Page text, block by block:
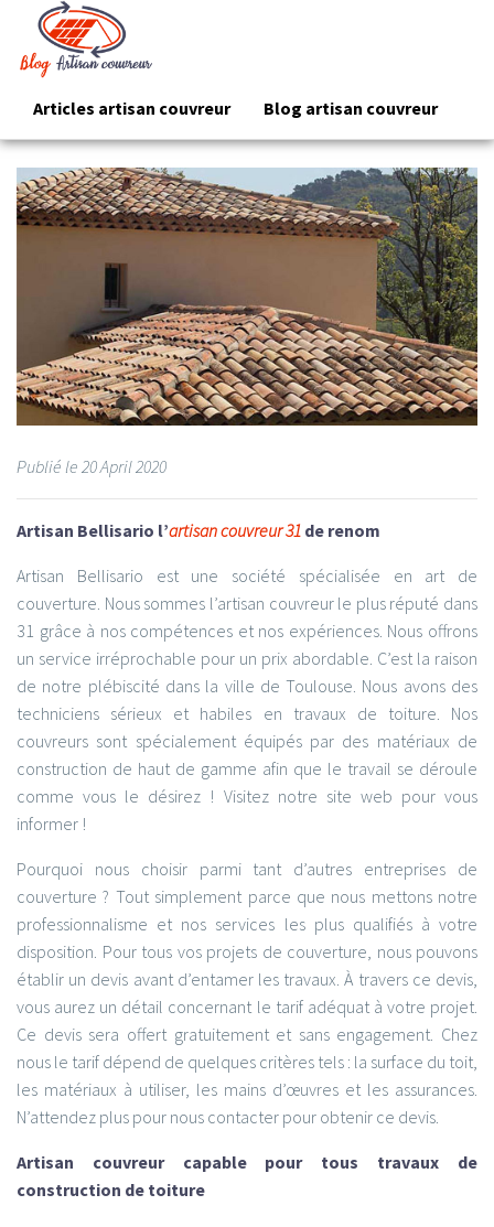
Articles artisan couvreur Blog artisan couvreur
Publié le 20April 2020
Artisan Bellisario l’artisan couvreur 31 de renom
Artisan Bellisario est une société spécialisée en art de
couverture. Nous sommes l’artisan couvreur le plus réputé dans
31 grâce à nos compétences et nos expériences. Nous offrons
un service irréprochable pour un prix abordable. C’est la raison
de notre plébiscité dans la ville de Toulouse. Nous avons des
techniciens sérieux et habiles en travaux de toiture. Nos
couvreurs sont spécialement équipés par des matériaux de
construction de haut de gamme afin que le travail se déroule
comme vous le désirez ! Visitez notre site web pour vous
informer !
Pourquoi nous choisir parmi tant d’autres entreprises de
couverture ? Tout simplement parce que nous mettons notre
professionnalisme et nos services les plus qualifiés à votre
disposition. Pour tous vos projets de couverture, nous pouvons
établir un devis avant d’entamer les travaux. À travers ce devis,
vous aurez un détail concernant le tarif adéquat à votre projet.
Ce devis sera offert gratuitement et sans engagement. Chez
nous le tarif dépend de quelques critères tels : la surface du toit,
les matériaux à utiliser, les mains d’œuvres et les assurances.
N’attendez plus pour nous contacter pour obtenir ce devis.
Artisan couvreur capable pour tous travaux de
construction de toiture